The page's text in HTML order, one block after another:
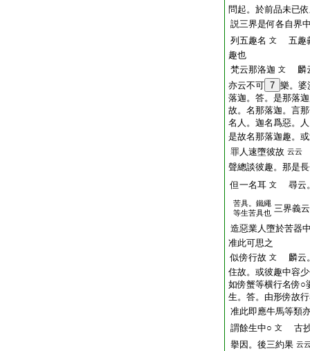
問起。於前品未已
説三界是何各自界
列五趣名 文
五趣
趣也
梵云那洛迦 文
麟
亦云不可 7 樂。婆
落迦。答。是那落
故。名那落迦。言
名人。迦名爲惡。
是故名那落迦趣。
罪人速墮彼故 云云
聲總談彼趣。那是
但一名耳 文 尋云
苦具。鐵繩
等生苦具也 三界義
造惡業人墮於苦器
准此可思之
似傍行故 文
麟云
住故。或彼趣中容
如傍蟹等横行名傍○
生。答。由形傍故
准此即應牛馬等類
謂餘生中○ 文
古
擧因。後三約果 云